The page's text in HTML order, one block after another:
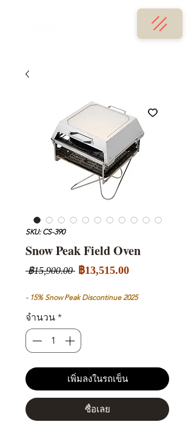
SKU: CS-390
Snow Peak Field Oven
฿15,900.00 ราคา
฿13,515.00ราคา
ลด
- 15% Snow Peak Discontinue 2025
จำนวน *
เพิ่มลงในรถเข็น
ซื้อเลย